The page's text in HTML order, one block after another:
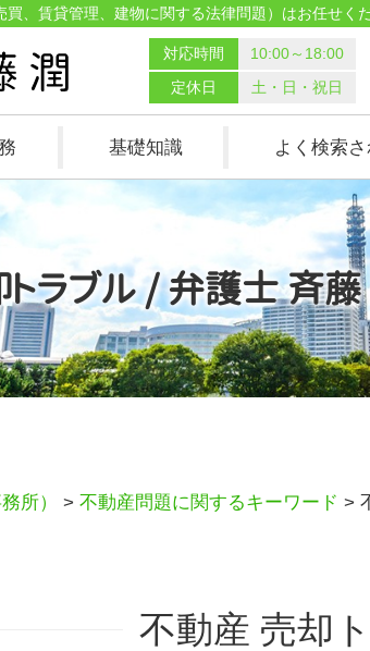
ラブル / 弁護士 斉藤
買、賃貸管理、建物に関する法律問題）はお任せく
対応時間 10:00～18:00
定休日 土・日・祝日
基礎知識 よく検索
所） > 不動産問題に関するキーワード >
不動産 売却